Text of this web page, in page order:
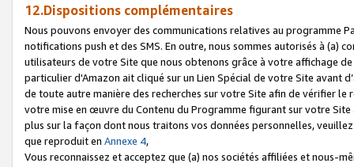
12.Dispositions complémentaires
Nous pouvons envoyer des communications relatives au programme
notifications push et des SMS. En outre, nous sommes autorisés à
utilisateurs de votre Site que nous obtenons grâce à votre affichage
particulier d'Amazon ait cliqué sur un Lien Spécial de votre Site avant
de toute autre manière des recherches sur votre Site afin de vérifier
votre mise en œuvre du Contenu du Programme figurant sur votre
plus sur la façon dont nous traitons vos données personnelles,
que reproduit en Annexe 4,
Vous reconnaissez et acceptez que (a) nos sociétés affiliées et nous-